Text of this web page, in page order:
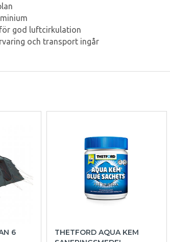
god luftcirkulation
och transport ingår
6
THETFORD AQUA KEM